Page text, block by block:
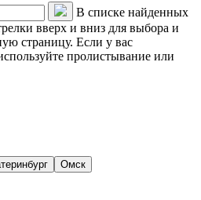
В списке найденных
вверх и вниз для выбора и
страницу. Если у вас
пролистывание или
Омск